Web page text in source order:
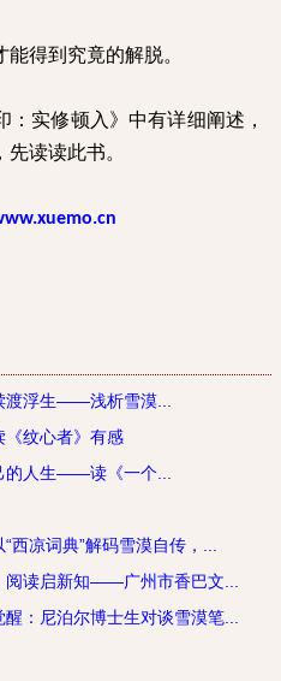
得到究竟的解脱。
：实修顿入》中有详细阐述，
读读此书。
渡浮生——浅析雪漠...
纹心者》有感
的人生——读《一个...
西凉词典”解码雪漠自传，...
阅读启新知——广州市香巴文...
：尼泊尔博士生对谈雪漠笔...